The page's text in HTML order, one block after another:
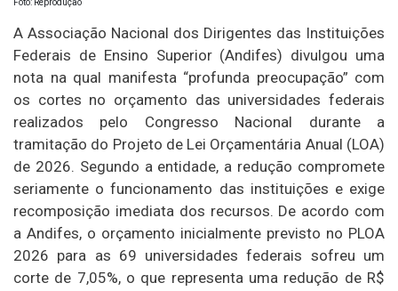
Foto: Reprodução
A Associação Nacional dos Dirigentes das Instituições
Federais de Ensino Superior (Andifes) divulgou uma
nota na qual manifesta “profunda preocupação” com
os cortes no orçamento das universidades federais
realizados pelo Congresso Nacional durante a
tramitação do Projeto de Lei Orçamentária Anual (LOA)
de 2026. Segundo a entidade, a redução compromete
seriamente o funcionamento das instituições e exige
recomposição imediata dos recursos. De acordo com
a Andifes, o orçamento inicialmente previsto no PLOA
2026 para as 69 universidades federais sofreu um
corte de 7,05%, o que representa uma redução de R$